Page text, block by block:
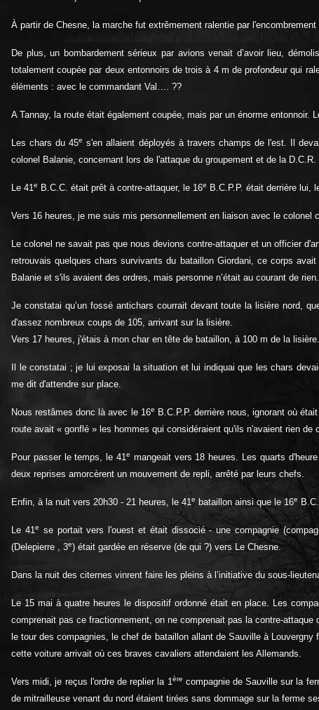
À partir de Chesne, la marche fut extrêmement ralentie par
De plus, un bombardement sérieux par avions venait d’avoir lieu,
totalement coupée par deux entonnoirs de trois à 4 m de profondeur qui
éléments : avec le commandant Val…. ??
A Tannay, la route était également coupée, mais par un énorme entonnoir.
Les chars du 45e s'en allaient déployés à travers champs de l'est. Il
colonel Balanie, concernant lors de l'attaque du groupement et de la D.C.R.
Le 41e B.C.C. était prêt à contre-attaquer, le 16e B.C.P.P. était derrière lui,
Vers 16 heures, je me suis mis personnellement en liaison avec le colonel
Le colonel ne savait pas que nous devions contre-attaquer et un officier
retrouvais quelques chars survivants du bataillon Giordani, ce corps
Balanie et s'ils avaient des ordres, mais personne n’était au courant de rien.
Je constatai qu’un fossé antichars courrait devant toute la lisière nord,
d'assez nombreux coups de 105, arrivant sur la lisière.
Vers 17 heures, j'étais à mon char en tête de bataillon, à 100 m de la
Il le constatai ; je lui exposai la situation et lui indiquai que les chars
me dit d'attendre sur place.
Nous restâmes donc là avec le 16e B.C.P.P. derrière nous, ignorant où
route avait « gonflé » les hommes qui considéraient qu'ils n'avaient rien
Pour passer le temps, le 41e mangeait vers 18 heures. Les quarts
deux reprises amorcèrent un mouvement de repli, arrêté par leurs chefs.
Enfin, à la nuit vers 20h30 - 21 heures, le 41e bataillon ainsi que le 16e
Le 41e se portait vers l'ouest et était dissocié - une compagnie
(Delepierre , 3e) était gardée en réserve (de qui ?) vers Le Chesne.
Dans la nuit des citernes vinrent faire les pleins à l’initiative du sous-
Le 15 mai à quatre heures le dispositif ordonné était en place. Les
comprenait pas ce fractionnement, on ne comprenait pas la contre-
le tour des compagnies, le chef de bataillon allant de Sauville à
cette voiture arrivait où ces braves cavaliers attendaient les Allemands.
Vers midi, je reçus l'ordre de replier la 1ère compagnie de Sauville sur la
de mitrailleuse venant du nord étaient tirées sans dommage sur la ferme